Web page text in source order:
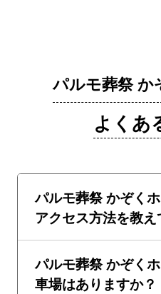
パルモ葬祭 か
よくあ
パルモ葬祭 かぞく
アクセス方法を教え
パルモ葬祭 かぞく
車場はありますか？